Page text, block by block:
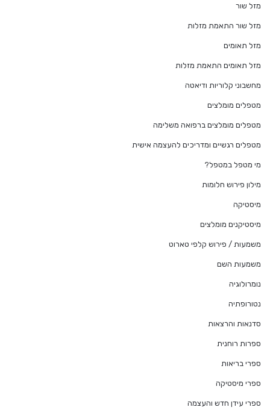
מזל שור
מזל שור התאמת מזלות
מזל תאומים
מזל תאומים התאמת מזלות
מחשבוני קלוריות ודיאטה
מטפלים מומלצים
מטפלים מומלצים ברפואה משלימה
מטפלים רגשיים ומדריכים להעצמה אישית
מי מטפל במטפל?
מילון פירוש חלומות
מיסטיקה
מיסטיקנים מומלצים
משמעות / פירוש קלפי טארוט
משמעות השם
נומרולוגיה
נטורופתיה
סדנאות והרצאות
ספרות רוחנית
ספרי בריאות
ספרי מיסטיקה
ספרי עידן חדש והעצמה